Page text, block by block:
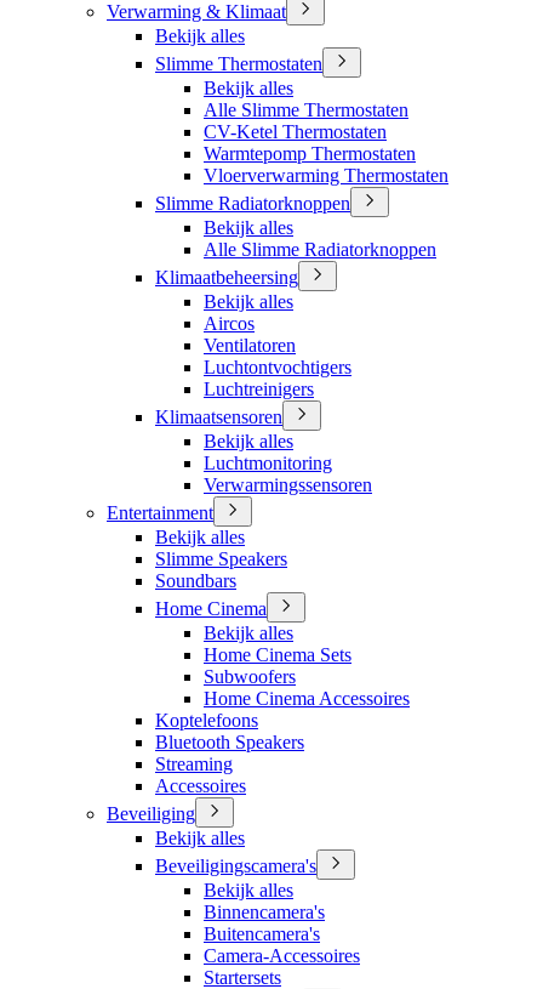
Verwarming & Klimaat
Bekijk alles
Slimme Thermostaten
Bekijk alles
Alle Slimme Thermostaten
CV-Ketel Thermostaten
Warmtepomp Thermostaten
Vloerverwarming Thermostaten
Slimme Radiatorknoppen
Bekijk alles
Alle Slimme Radiatorknoppen
Klimaatbeheersing
Bekijk alles
Aircos
Ventilatoren
Luchtontvochtigers
Luchtreinigers
Klimaatsensoren
Bekijk alles
Luchtmonitoring
Verwarmingssensoren
Entertainment
Bekijk alles
Slimme Speakers
Soundbars
Home Cinema
Bekijk alles
Home Cinema Sets
Subwoofers
Home Cinema Accessoires
Koptelefoons
Bluetooth Speakers
Streaming
Accessoires
Beveiliging
Bekijk alles
Beveiligingscamera's
Bekijk alles
Binnencamera's
Buitencamera's
Camera-Accessoires
Startersets